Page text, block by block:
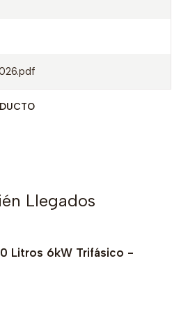
Llegados
Litros 6kW Trifásico -